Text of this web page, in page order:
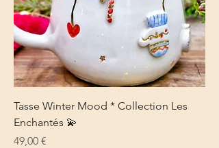
Tasse Winter Mood * Collection Les
Enchantés 💫
Prix
49,00 €